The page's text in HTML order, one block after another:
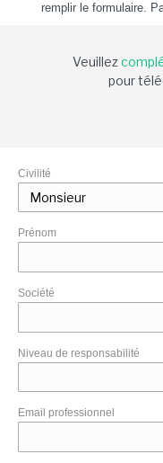
remplir le formulaire.
Veuillez
pour
Civilité
Prénom
Société
Niveau de responsabilité
Email professionnel